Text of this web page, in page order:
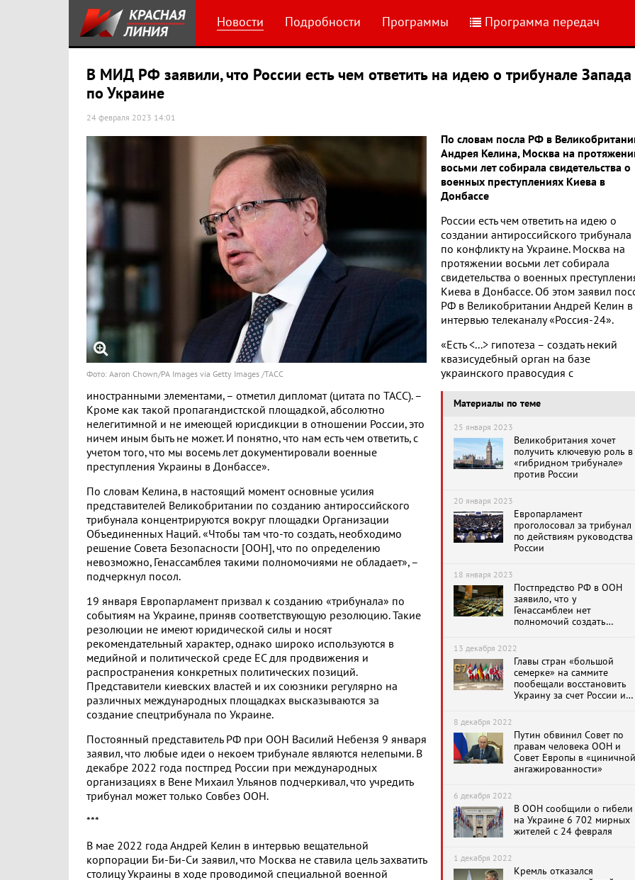
Новости Подробности Программы Программа передач
В МИД РФ заявили, что России есть чем ответить на идею о трибунале Запада
по Украине
24 февраля 2023 14:01
Фото: Aaron Chown/PA Images via Getty Images /ТАСС
По словам посла РФ в
Андрея Келина, Москва на
восьми лет собирала свидетельства о
военных преступлениях Киева в
Донбассе
Материалы по теме
25 января 2023
Великобритания хочет
получить ключевую роль в
«гибридном трибунале»
против России
20 января 2023
Европарламент
проголосовал за трибунал
по действиям руководства
России
18 января 2023
Постпредство РФ в ООН
заявило, что у
Генассамблеи нет
полномочий создать
13 декабря 2022
Главы стран «большой
семерке» на саммите
пообещали восстановить
Украину за счет России и
ответственности»
8 декабря 2022
Путин обвинил Совет по
правам человека ООН и
Совет Европы в «циничной
ангажированности»
6 декабря 2022
В ООН сообщили о гибели
на Украине 6 702 мирных
жителей с 24 февраля
1 декабря 2022
Кремль отказался
России есть чем ответить на идею о
создании антироссийского трибунала
по конфликту на Украине. Москва на
протяжении восьми лет собирала
свидетельства о военных
Киева в Донбассе. Об этом заявил
РФ в Великобритании Андрей Келин в
интервью телеканалу «Россия-24».
«Есть <...> гипотеза – создать некий
квазисудебный орган на базе
украинского правосудия с
иностранными элементами, – отметил дипломат (цитата по ТАСС). –
Кроме как такой пропагандистской площадкой, абсолютно
нелегитимной и не имеющей юрисдикции в отношении России, это
ничем иным быть не может. И понятно, что нам есть чем ответить, с
учетом того, что мы восемь лет документировали военные
преступления Украины в Донбассе».
По словам Келина, в настоящий момент основные усилия
представителей Великобритании по созданию антироссийского
трибунала концентрируются вокруг площадки Организации
Объединенных Наций. «Чтобы там что-то создать, необходимо
решение Совета Безопасности [ООН], что по определению
невозможно, Генассамблея такими полномочиями не обладает», –
подчеркнул посол.
19 января Европарламент призвал к созданию «трибунала» по
событиям на Украине, приняв соответствующую резолюцию. Такие
резолюции не имеют юридической силы и носят
рекомендательный характер, однако широко используются в
медийной и политической среде ЕС для продвижения и
распространения конкретных политических позиций.
Представители киевских властей и их союзники регулярно на
различных международных площадках высказываются за
создание спецтрибунала по Украине.
Постоянный представитель РФ при ООН Василий Небензя 9 января
заявил, что любые идеи о некоем трибунале являются нелепыми. В
декабре 2022 года постпред России при международных
организациях в Вене Михаил Ульянов подчеркивал, что учредить
трибунал может только Совбез ООН.
***
В мае 2022 года Андрей Келин в интервью вещательной
корпорации Би-Би-Си заявил, что Москва не ставила цель захватить
столицу Украины в ходе проводимой специальной военной